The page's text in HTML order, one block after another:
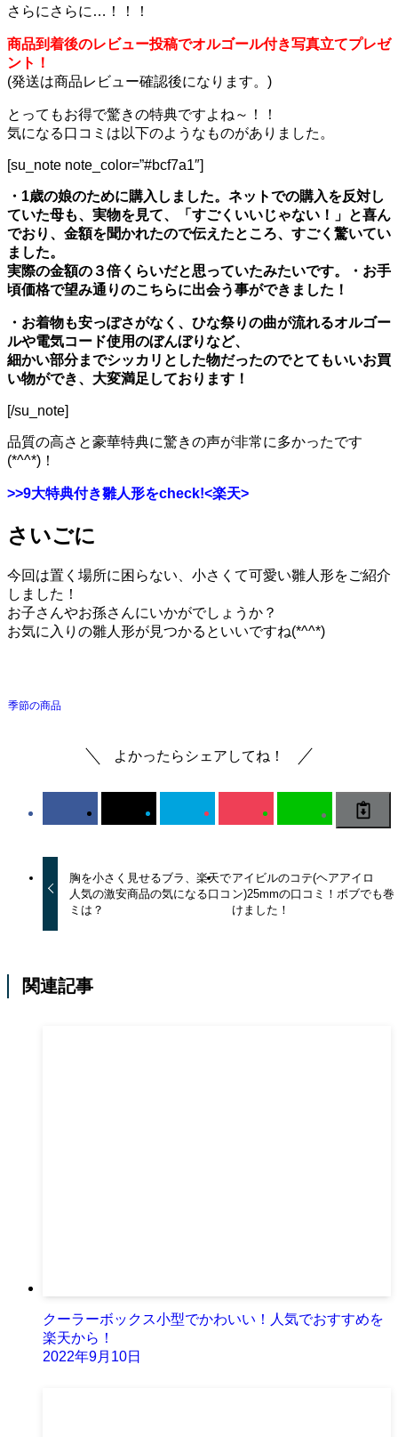
さらにさらに…！！！
商品到着後のレビュー投稿でオルゴール付き写真立てプレゼ
ント！
(発送は商品レビュー確認後になります。)
とってもお得で驚きの特典ですよね～！！
気になる口コミは以下のようなものがありました。
[su_note note_color=”#bcf7a1″]
・1歳の娘のために購入しました。ネットでの購入を反対し
ていた母も、実物を見て、「すごくいいじゃない！」と喜ん
でおり、金額を聞かれたので伝えたところ、すごく驚いてい
ました。
実際の金額の３倍くらいだと思っていたみたいです。
・お手
頃価格で望み通りのこちらに出会う事ができました！
・お着物も安っぽさがなく、ひな祭りの曲が流れるオルゴー
ルや電気コード使用のぼんぼりなど、
細かい部分までシッカリとした物だったのでとてもいいお買
い物ができ、大変満足しております！
[/su_note]
品質の高さと豪華特典に驚きの声が非常に多かったです
(*^^*)！
>>9大特典付き雛人形をcheck!<楽天>
さいごに
今回は置く場所に困らない、小さくて可愛い雛人形をご紹介
しました！
お子さんやお孫さんにいかがでしょうか？
お気に入りの雛人形が見つかるといいですね(*^^*)
季節の商品
よかったらシェアしてね！
胸を小さく見せるブラ、楽天で
人気の激安商品の気になる口コ
ミは？
アイビルのコテ(ヘアアイロ
ン)25mmの口コミ！ボブでも巻
けました！
関連記事
クーラーボックス小型でかわいい！人気でおすすめを
楽天から！
2022年9月10日